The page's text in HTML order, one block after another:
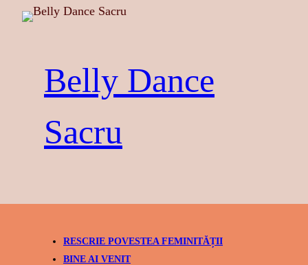
Belly Dance
Sacru
RESCRIE POVESTEA FEMINITĂȚII
BINE AI VENIT